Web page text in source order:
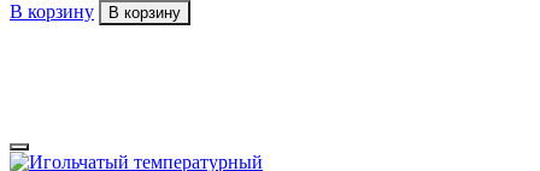
В корзину В корзину